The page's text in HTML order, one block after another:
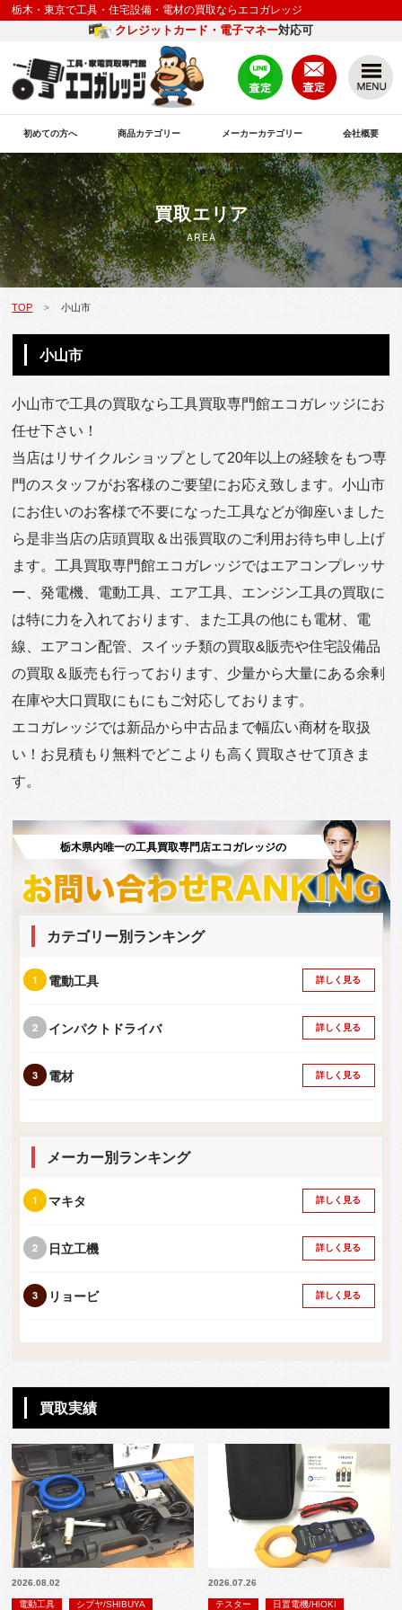
栃木・東京で工具・住宅設備・電材の買取ならエコガレッジ
クレジットカード・電子マネー対応可
初めての方へ 商品カテゴリー メーカーカテゴリー 会社概要
買取エリア
AREA
TOP > 小山市
小山市
小山市で工具の買取なら工具買取専門館エコガレッジにお
任せ下さい！
当店はリサイクルショップとして20年以上の経験をもつ専
門のスタッフがお客様のご要望にお応え致します。小山市
にお住いのお客様で不要になった工具などが御座いました
ら是非当店の店頭買取＆出張買取のご利用お待ち申し上げ
ます。工具買取専門館エコガレッジではエアコンプレッサ
ー、発電機、電動工具、エア工具、エンジン工具の買取に
は特に力を入れております、また工具の他にも電材、電
線、エアコン配管、スイッチ類の買取&販売や住宅設備品
の買取＆販売も行っております、少量から大量にある余剰
在庫や大口買取にもにもご対応しております。
エコガレッジでは新品から中古品まで幅広い商材を取扱
い！お見積もり無料でどこよりも高く買取させて頂きま
す。
栃木県内唯一の工具買取専門店エコガレッジの
カテゴリー別ランキング
電動工具 詳しく見る
インパクトドライバ 詳しく見る
電材 詳しく見る
メーカー別ランキング
マキタ 詳しく見る
日立工機 詳しく見る
リョービ 詳しく見る
買取実績
2026.08.02
電動工具 シブヤ/SHIBUYA
2026.07.26
テスター 日置電機/HIOKI